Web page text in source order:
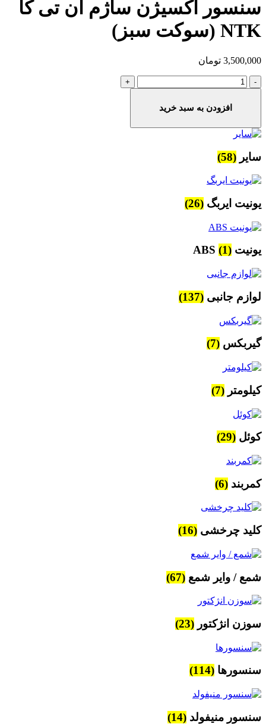
سنسور اکسیژن ساژم ان تی کا
NTK (سوکت سبز)
3,500,000 تومان
سنسور
اکسیژن
ساژم
تی
کا
(سوکت
عدد
افزودن به سبد خرید
سایر (58)
یونیت ایربگ (26)
یونیت ABS (1)
لوازم جانبی (137)
گیربکس (7)
کیلومتر (7)
کوئل (29)
کمربند (6)
کلید چرخشی (16)
شمع / وایر شمع (67)
سوزن انژکتور (23)
سنسورها (114)
سنسور منیفولد (14)